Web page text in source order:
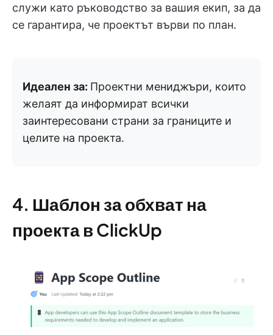
служи като ръководство за вашия екип, за да
се гарантира, че проектът върви по план.
Идеален за: Проектни мениджъри, които
желаят да информират всички
заинтересовани страни за границите и
целите на проекта.
4. Шаблон за обхват на
проекта в ClickUp